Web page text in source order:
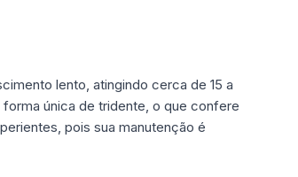
lento, atingindo cerca de 15 a
única de tridente, o que confere
pois sua manutenção é